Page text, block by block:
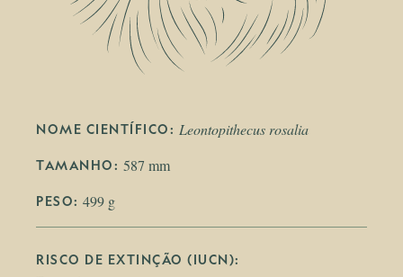
NOME CIENTÍFICO: Leontopithecus rosalia
TAMANHO: 587 mm
PESO: 499 g
RISCO DE EXTINÇÃO (IUCN):